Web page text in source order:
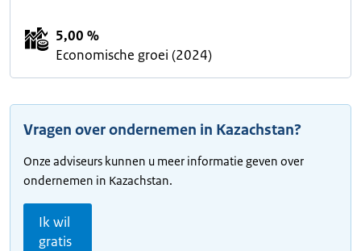
5,00 %
Economische groei (2024)
Vragen over ondernemen in Kazachstan?
Onze adviseurs kunnen u meer informatie geven over
ondernemen in Kazachstan.
Ik wil
gratis